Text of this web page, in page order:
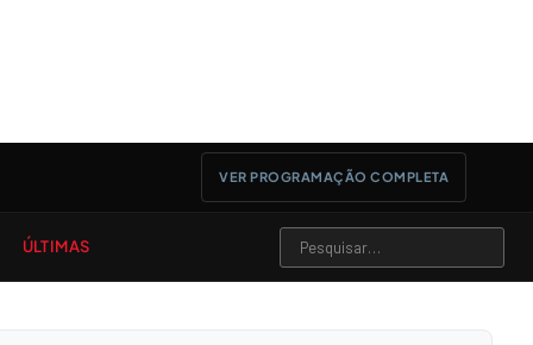
VER PROGRAMAÇÃO COMPLETA
ÚLTIMAS